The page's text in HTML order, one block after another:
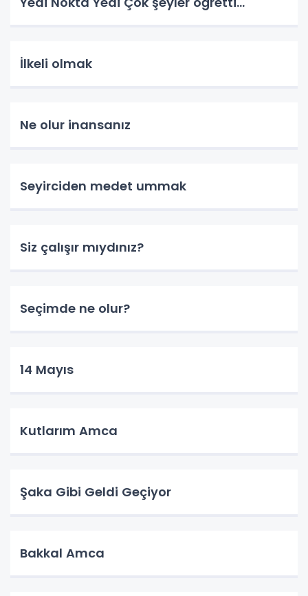
İlkeli olmak
Ne olur inansanız
Seyirciden medet ummak
Siz çalışır mıydınız?
Seçimde ne olur?
14 Mayıs
Kutlarım Amca
Şaka Gibi Geldi Geçiyor
Bakkal Amca